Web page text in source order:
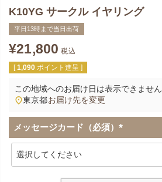
K10YG サークル イヤリング
平日13時まで当日出荷
¥21,800 税込
[ 1,090 ポイント進呈 ]
この地域へのお届け日は表示できません
東京都お届け先を変更
メッセージカード（必須）
(